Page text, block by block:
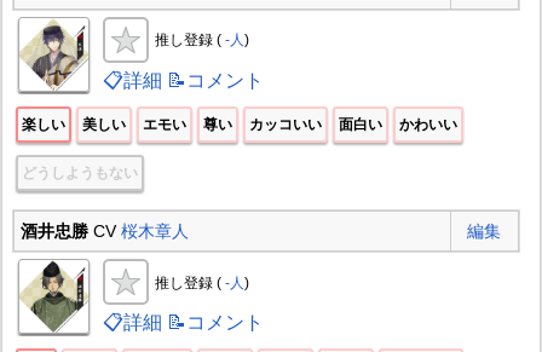
推し登録 ( -人)
📋詳細 📝コメント
楽しい 美しい エモい 尊い カッコいい 面白い かわいい
どうしようもない
酒井忠勝CV桜木章人 編集
推し登録 ( -人 )
📋詳細 📝コメント